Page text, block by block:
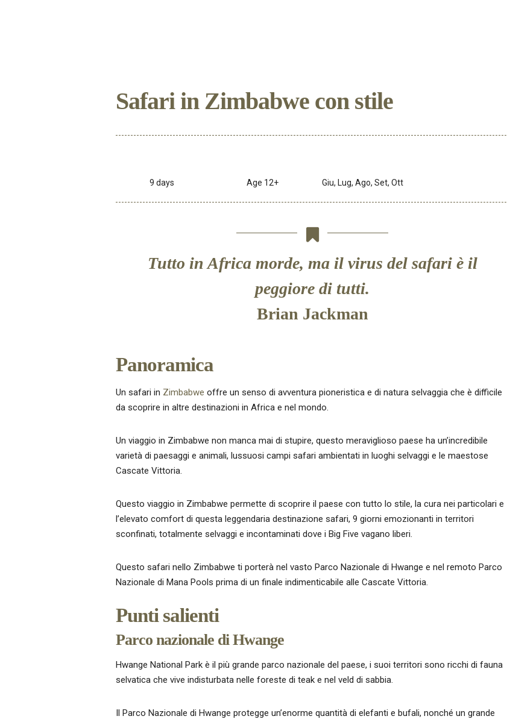
Safari in Zimbabwe con stile
9 days Age 12+ Giu, Lug, Ago, Set, Ott
Tutto in Africa morde, ma il virus del safari è il
peggiore di tutti.
Brian Jackman
Panoramica
Un safari in Zimbabwe offre un senso di avventura pioneristica e di natura selvaggia che è difficile
da scoprire in altre destinazioni in Africa e nel mondo.
Un viaggio in Zimbabwe non manca mai di stupire, questo meraviglioso paese ha un’incredibile
varietà di paesaggi e animali, lussuosi campi safari ambientati in luoghi selvaggi e le maestose
Cascate Vittoria.
Questo viaggio in Zimbabwe permette di scoprire il paese con tutto lo stile, la cura nei particolari e
l’elevato comfort di questa leggendaria destinazione safari, 9 giorni emozionanti in territori
sconfinati, totalmente selvaggi e incontaminati dove i Big Five vagano liberi.
Questo safari nello Zimbabwe ti porterà nel vasto Parco Nazionale di Hwange e nel remoto Parco
Nazionale di Mana Pools prima di un finale indimenticabile alle Cascate Vittoria.
Punti salienti
Parco nazionale di Hwange
Hwange National Park è il più grande parco nazionale del paese, i suoi territori sono ricchi di fauna
selvatica che vive indisturbata nelle foreste di teak e nel veld di sabbia.
Il Parco Nazionale di Hwange protegge un’enorme quantità di elefanti e bufali, nonché un grande